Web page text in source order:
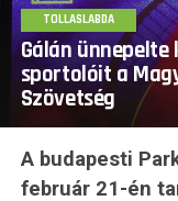
TOLLASLABDA
Gálán ünnepelte
sportolóit a
Szövetség
A budapesti
február 21-én